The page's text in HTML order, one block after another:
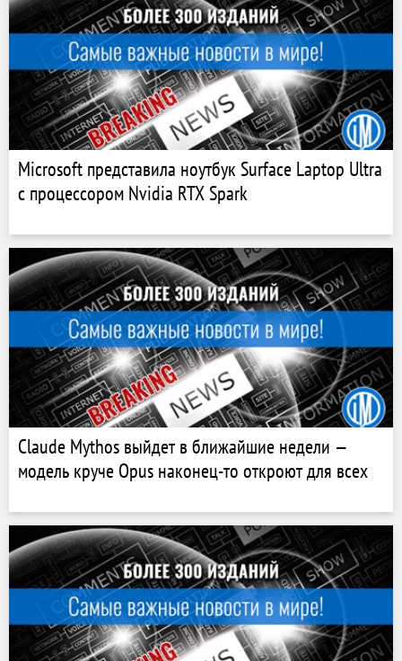
Microsoft представила ноутбук Surface Laptop Ultra
с процессором Nvidia RTX Spark
Claude Mythos выйдет в ближайшие недели —
модель круче Opus наконец-то откроют для всех